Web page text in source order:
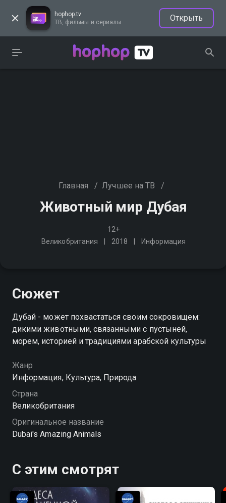
hophop.tv
ТВ, фильмы и сериалы
Открыть
Главная / Лучшее на ТВ /
Животный мир Дубая
12+
Великобритания
2018 Информация
Сюжет
Дубай - может похвастаться своим сокровищем:
дикими животными, связанными с пустыней,
морем, историей и традициями арабской культуры
Жанр
Информация, Культура, Природа
Страна
Великобритания
Оригинальное название
Dubai's Amazing Animals
С этим смотрят